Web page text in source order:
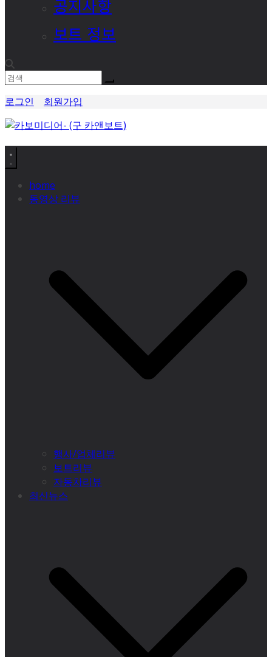
공지사항
보트 정보
로그인 회원가입
home
동영상 리뷰
행사/업체리뷰
보트리뷰
자동차리뷰
최신뉴스